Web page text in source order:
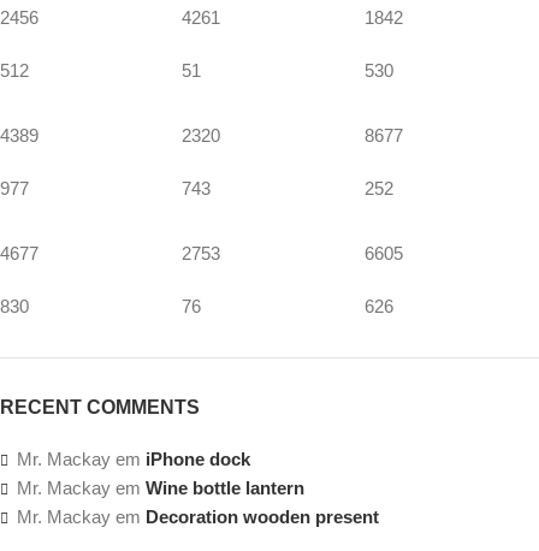
2456
512
4261
51
1842
530
4389
977
2320
743
8677
252
4677
830
2753
76
6605
626
RECENT COMMENTS
Mr. Mackay em iPhone dock
Mr. Mackay em Wine bottle lantern
Mr. Mackay em Decoration wooden present